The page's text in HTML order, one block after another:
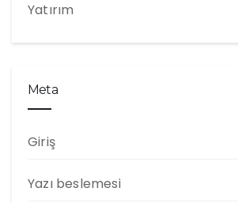
Yatırım
Meta
Giriş
Yazı beslemesi